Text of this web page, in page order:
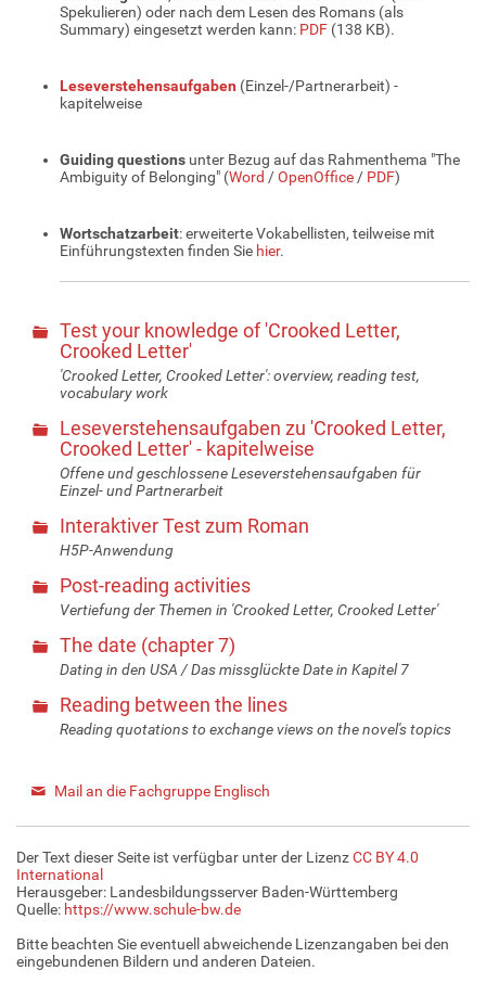
Spekulieren) oder nach dem Lesen des Romans (als
Summary) eingesetzt werden kann: PDF (138 KB).
Leseverstehensaufgaben (Einzel-/Partnerarbeit) -
kapitelweise
Guiding questions unter Bezug auf das Rahmenthema "The
Ambiguity of Belonging" (Word /OpenOffice / PDF)
Wortschatzarbeit: erweiterte Vokabellisten, teilweise mit
Einführungstexten finden Sie hier.
Test your knowledge of 'Crooked Letter,
Crooked Letter'
'Crooked Letter, Crooked Letter': overview, reading test,
vocabulary work
Leseverstehensaufgaben zu 'Crooked Letter,
Crooked Letter' - kapitelweise
Offene und geschlossene Leseverstehensaufgaben für
Einzel- und Partnerarbeit
Interaktiver Test zum Roman
H5P-Anwendung
Post-reading activities
Vertiefung der Themen in 'Crooked Letter, Crooked Letter'
The date (chapter 7)
Dating in den USA / Das missglückte Date in Kapitel 7
Reading between the lines
Reading quotations to exchange views on the novel's topics
Mail an die Fachgruppe Englisch
Der Text dieser Seite ist verfügbar unter der LizenzCC BY 4.0
International
Herausgeber: Landesbildungsserver Baden-Württemberg
Quelle: https://www.schule-bw.de
Bitte beachten Sie eventuell abweichende Lizenzangaben bei den
eingebundenen Bildern und anderen Dateien.